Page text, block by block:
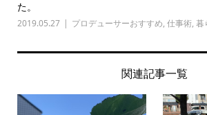
た。
2019.05.27 プロデューサーおすすめ, 仕事術, 暮
関連記事一覧